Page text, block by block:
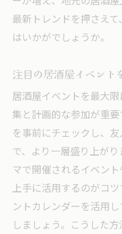
最新トレンドを押さえ
はいかがでしょうか。
注目の居酒屋イベント
居酒屋イベントを最大
集と計画的な参加が重
を事前にチェックし、
で、より一層盛り上が
マで開催されるイベン
上手に活用するのがコ
ントカレンダーを活用
しましょう。こうした